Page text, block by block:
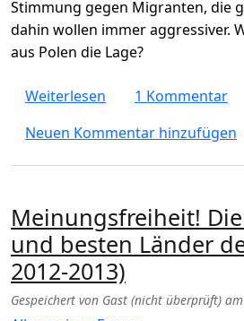
Stimmung gegen Migranten, die
dahin wollen immer aggressiver.
aus Polen die Lage?
Weiterlesen über Warschau -
1 Kommentar
Neuen Kommentar hinzufügen
Meinungsfreiheit!
und besten Länder
2012-2013)
Gespeichert von Gast (nicht überprüft) am